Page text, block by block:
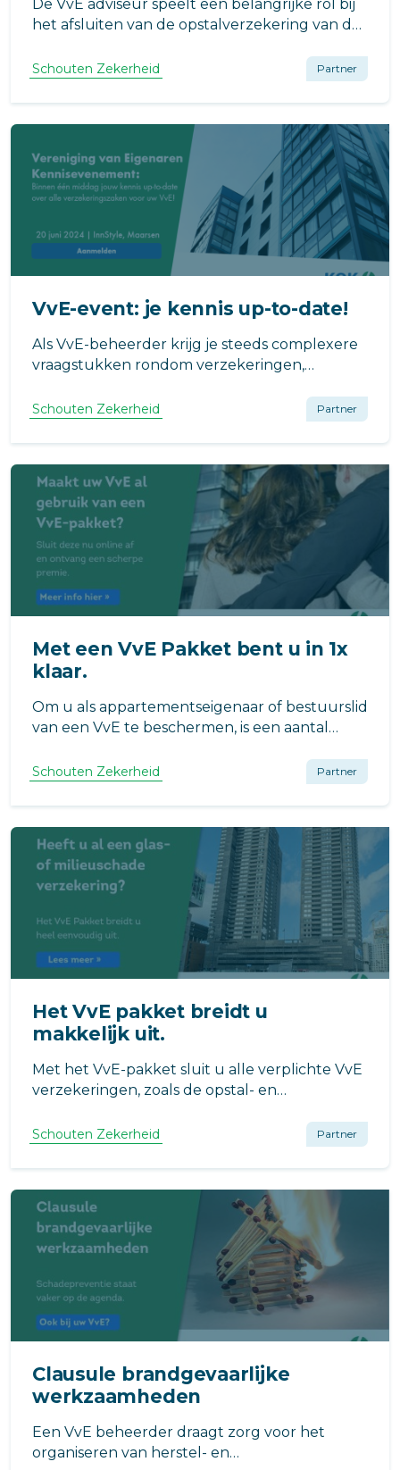
De VvE adviseur speelt een belangrijke rol bij
het afsluiten van de opstalverzekering van de
het signaleren van risicowijzigingen en het op
de juiste wijze doorgeven daarvan aan de
verzekeraar.
Schouten Zekerheid Partner
VvE-event: je kennis up-to-date!
Als VvE-beheerder krijg je steeds complexere
vraagstukken rondom verzekeringen,
VvE-event op 20 juni leer je hoe je preventie
en herbouw optimaal kunt aanpakken en
schade efficiënt en duurzaam kunt
afwikkelen.
Schouten Zekerheid Partner
Met een VvE Pakket bent u in 1x
klaar.
Om u als appartementseigenaar of bestuurslid
van een VvE te beschermen, is een aantal
opstalverzekering en
aansprakelijkheidsverzekering. U kunt deze in
één pakket afsluiten.
Schouten Zekerheid Partner
Het VvE pakket breidt u
makkelijk uit.
Met het VvE-pakket sluit u alle verplichte VvE
verzekeringen, zoals de opstal- en
Maar u breidt deze ook heel gemakkelijk uit
Schouten Zekerheid Partner
Clausule brandgevaarlijke
werkzaamheden
Een VvE beheerder draagt zorg voor het
organiseren van herstel- en